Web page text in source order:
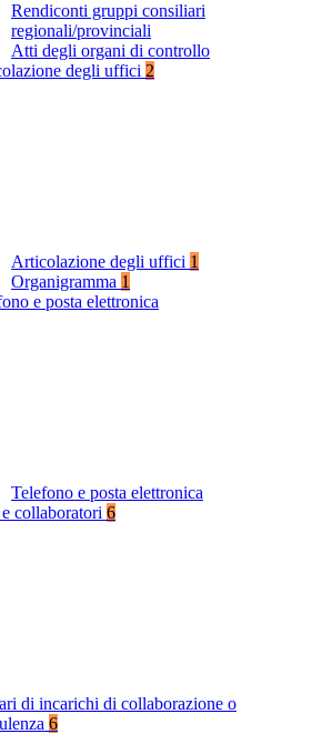
Rendiconti gruppi consiliari
regionali/provinciali
Atti degli organi di controllo
degli uffici 2
Articolazione degli uffici 1
Organigramma 1
e posta elettronica
Telefono e posta elettronica
collaboratori 6
di incarichi di collaborazione o
6